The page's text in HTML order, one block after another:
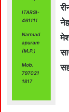
ITARSI-
461111
Narmad
apuram
(M.P.)
Mob.
797021
1817